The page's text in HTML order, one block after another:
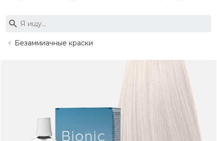
Безаммиачные краски